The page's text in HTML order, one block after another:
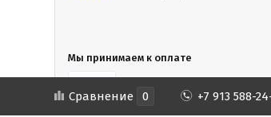
Мы принимаем к оплате
Сравнение 0 +7 913 588-